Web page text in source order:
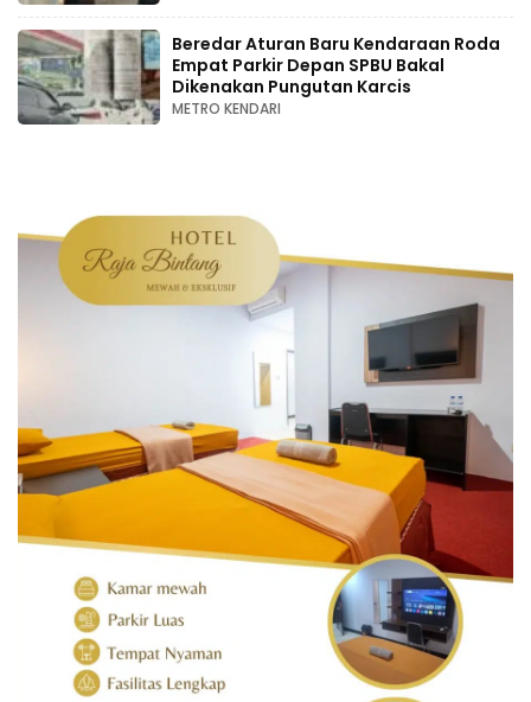
Beredar Aturan Baru Kendaraan Roda
Empat Parkir Depan SPBU Bakal
Dikenakan Pungutan Karcis
METRO KENDARI